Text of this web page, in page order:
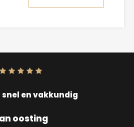
10
en vakkundig
oosting